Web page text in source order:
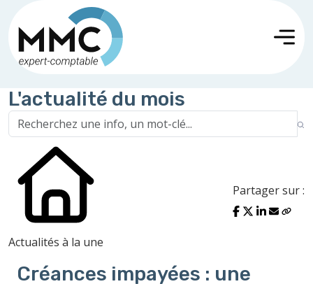
L'actualité du mois
Actualités à la une
Partager sur :
Créances impayées : une